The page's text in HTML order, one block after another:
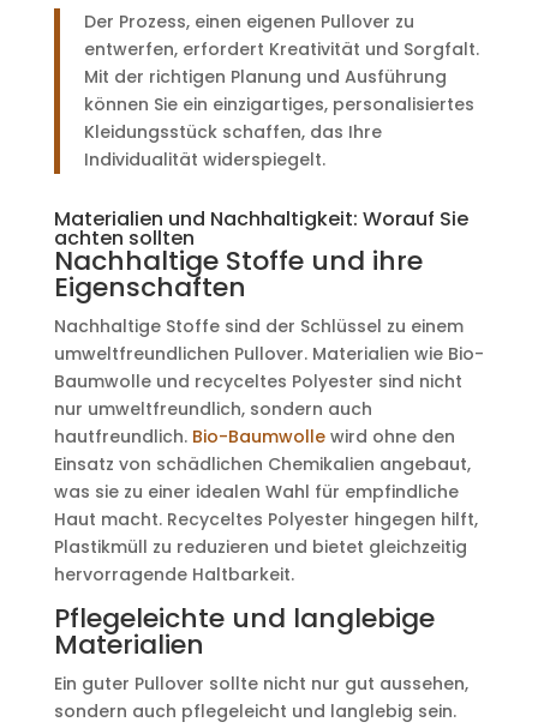
Der Prozess, einen eigenen Pullover zu
entwerfen, erfordert Kreativität und Sorgfalt.
Mit der richtigen Planung und Ausführung
können Sie ein einzigartiges, personalisiertes
Kleidungsstück schaffen, das Ihre
Individualität widerspiegelt.
Materialien und Nachhaltigkeit: Worauf Sie
achten sollten
Nachhaltige Stoffe und ihre
Eigenschaften
Nachhaltige Stoffe sind der Schlüssel zu einem
umweltfreundlichen Pullover. Materialien wie Bio-
Baumwolle und recyceltes Polyester sind nicht
nur umweltfreundlich, sondern auch
hautfreundlich. Bio-Baumwollewird ohne den
Einsatz von schädlichen Chemikalien angebaut,
was sie zu einer idealen Wahl für empfindliche
Haut macht. Recyceltes Polyester hingegen hilft,
Plastikmüll zu reduzieren und bietet gleichzeitig
hervorragende Haltbarkeit.
Pflegeleichte und langlebige
Materialien
Ein guter Pullover sollte nicht nur gut aussehen,
sondern auch pflegeleicht und langlebig sein.